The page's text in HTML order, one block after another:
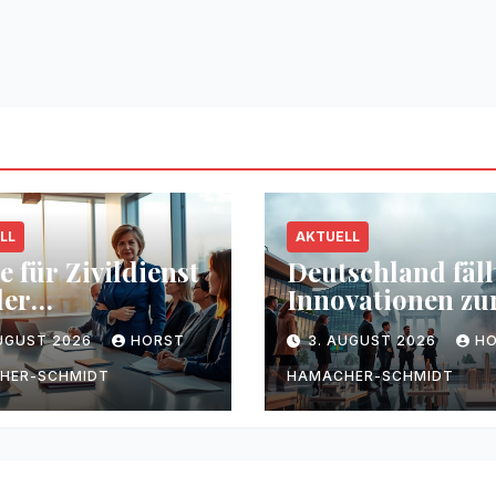
für Zivildienst
2026 HORST
SCHMIDT
AKTUELL
Deutschland
Innovationen
– Warum
3. AUGUST 2026
HAMACHER-SCHMIDT